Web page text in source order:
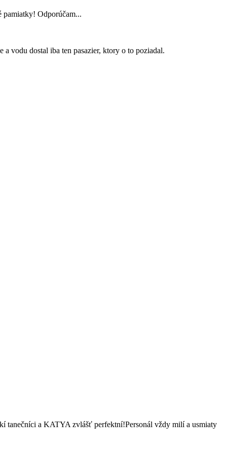
pamiatky! Odporúčam...
vodu dostal iba ten pasazier, ktory o to poziadal.
tanečníci a KATYA zvlášť perfektní!Personál vždy milí a usmiaty